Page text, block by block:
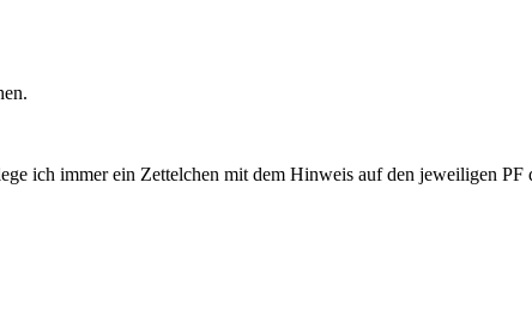
ich immer ein Zettelchen mit dem Hinweis auf den jeweiligen PF